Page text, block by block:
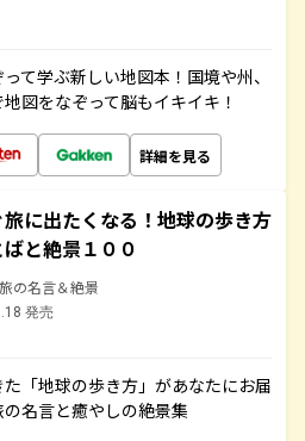
て学ぶ新しい地図本！国境や州、
図をなぞって脳もイキイキ！
詳細を見る
に出たくなる！地球の歩き方
と絶景１００
の名言＆絶景
発売
「地球の歩き方」があなたにお届
名言と癒やしの絶景集